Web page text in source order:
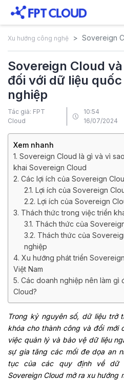
Xu hướng công nghệ Sovereign
Sovereign Cloud
đối với dữ liệu
nghiệp
Tác giả: FPT
Cloud
10:54
16/07/2024
Xem nhanh
1. Sovereign Cloud là gì và vì
khai Sovereign Cloud
2. Các lợi ích của Sovereign
2.1. Lợi ích của Sovereign
2.2. Lợi ích của Sovereign
3. Thách thức trong việc triển
3.1. Thách thức của
3.2. Thách thức của
nghiệp
4. Xu hướng phát triển
Việt Nam
5. Các doanh nghiệp nên làm
Cloud?
Trong kỷ nguyên số, dữ liệu trở
khóa cho thành công và đổi mới
việc quản lý và bảo vệ dữ liệu
sự gia tăng các mối đe dọa an
tục của các quy định về dữ
Sovereign Cloud mở ra xu hướng